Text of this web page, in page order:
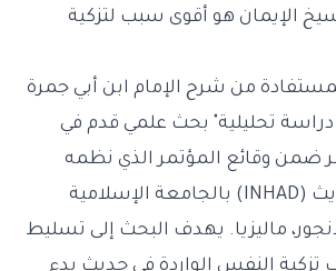
الإيمان هو أقوى سبب لتزكية
من شرح الإمام ابن أبي جمرة
تحليلية" بحث علمي قدم في
ضمن وقائع المؤتمر الذي نظمه
معهد بحوث الحديث (INHAD) بالجامعة الإسلامية
ماليزيا. يهدف البحث إلى تسليط
تزكية النفس الواردة في حديث بدء